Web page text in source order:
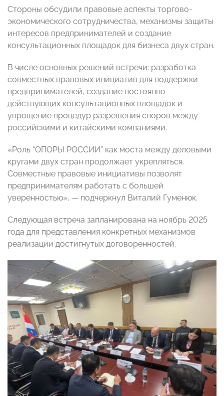
Стороны обсудили правовые аспекты торгово-
экономического сотрудничества, механизмы защиты
интересов предпринимателей и создание
консультационных площадок для бизнеса двух стран.
В числе основных решений встречи: разработка
совместных правовых инициатив для поддержки
предпринимателей, создание постоянно
действующих консультационных площадок и
упрощение процедур разрешения споров между
российскими и китайскими компаниями.
«Роль “ОПОРЫ РОССИИ” как моста между деловыми
кругами двух стран продолжает укрепляться.
Совместные правовые инициативы позволят
предпринимателям работать с большей
уверенностью», — подчеркнул Виталий Гуменюк.
Следующая встреча запланирована на ноябрь 2025
года для представления конкретных механизмов
реализации достигнутых договоренностей.